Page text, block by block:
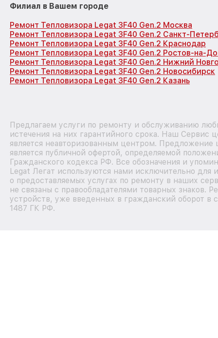
Филиал в Вашем городе
Ремонт Тепловизора Legat 3F40 Gen.2 Москва
Ремонт Тепловизора Legat 3F40 Gen.2 Санкт-
Ремонт Тепловизора Legat 3F40 Gen.2 Краснодар
Ремонт Тепловизора Legat 3F40 Gen.2 Ростов-на-
Ремонт Тепловизора Legat 3F40 Gen.2 Нижний
Ремонт Тепловизора Legat 3F40 Gen.2 Новосибирск
Ремонт Тепловизора Legat 3F40 Gen.2 Казань
Предлагаем услуги по ремонту и обслуживанию
истечения на них гарантийного срока. Наш Сервис
является неавторизованным центром. Предложение
является публичной офертой, определяемой
Гражданского кодекса РФ. Все обозначения и
Legat Легат используются нами исключительно для
о предоставляемых услугах по ремонту в наших
не связаны с правообладателями товарных знаков.
устройств, уже введенных в гражданский оборот в
1487 ГК РФ.